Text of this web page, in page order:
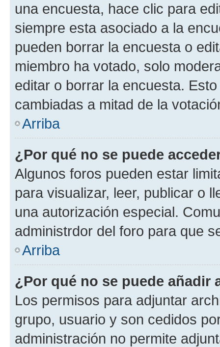
una encuesta, hace clic para
siempre esta asociado a la
pueden borrar la encuesta o
miembro ha votado, solo
editar o borrar la encuesta.
cambiadas a mitad de la
Arriba
¿Por qué no se puede
Algunos foros pueden estar
para visualizar, leer, publicar o
una autorización especial.
administrdor del foro para que
Arriba
¿Por qué no se puede añadir
Los permisos para adjuntar
grupo, usuario y son cedidos
administración no permite